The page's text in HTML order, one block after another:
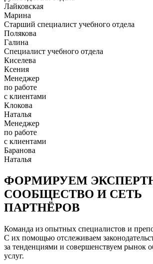
Лайковская
Марина
Старший специалист учебного отдела
Полякова
Галина
Специалист учебного отдела
Киселева
Ксения
Менеджер
по работе
с клиентами
Клокова
Наталья
Менеджер
по работе
с клиентами
Баранова
Наталья
ФОРМИРУЕМ
СООБЩЕСТВО И СЕТЬ
ПАРТНЁРОВ
Команда из опытных специалистов и
С их помощью отслеживаем
за тенденциями и совершенствуем рынок
услуг.